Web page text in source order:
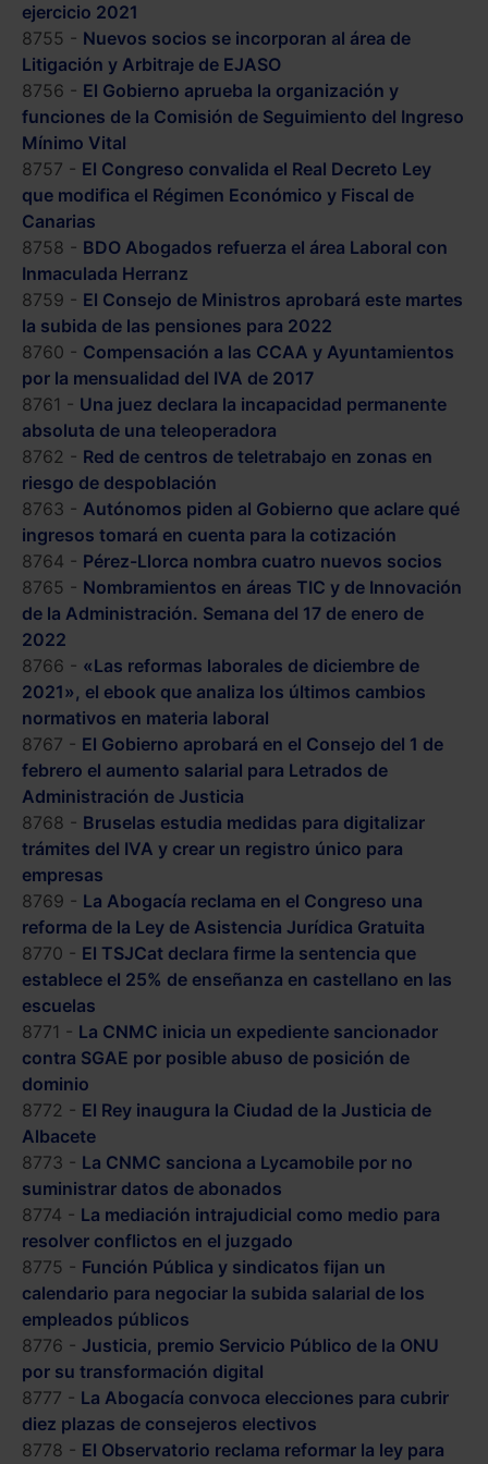
ejercicio 2021
8755 - Nuevos socios se incorporan al área de
Litigación y Arbitraje de EJASO
8756 - El Gobierno aprueba la organización y
funciones de la Comisión de Seguimiento del Ingreso
Mínimo Vital
8757 - El Congreso convalida el Real Decreto Ley
que modifica el Régimen Económico y Fiscal de
Canarias
8758 - BDO Abogados refuerza el área Laboral con
Inmaculada Herranz
8759 - El Consejo de Ministros aprobará este martes
la subida de las pensiones para 2022
8760 - Compensación a las CCAA y Ayuntamientos
por la mensualidad del IVA de 2017
8761 - Una juez declara la incapacidad permanente
absoluta de una teleoperadora
8762 - Red de centros de teletrabajo en zonas en
riesgo de despoblación
8763 - Autónomos piden al Gobierno que aclare qué
ingresos tomará en cuenta para la cotización
8764 - Pérez-Llorca nombra cuatro nuevos socios
8765 - Nombramientos en áreas TIC y de Innovación
de la Administración. Semana del 17 de enero de
2022
8766 - «Las reformas laborales de diciembre de
2021», el ebook que analiza los últimos cambios
normativos en materia laboral
8767 - El Gobierno aprobará en el Consejo del 1 de
febrero el aumento salarial para Letrados de
Administración de Justicia
8768 - Bruselas estudia medidas para digitalizar
trámites del IVA y crear un registro único para
empresas
8769 - La Abogacía reclama en el Congreso una
reforma de la Ley de Asistencia Jurídica Gratuita
8770 - El TSJCat declara firme la sentencia que
establece el 25% de enseñanza en castellano en las
escuelas
8771 - La CNMC inicia un expediente sancionador
contra SGAE por posible abuso de posición de
dominio
8772 - El Rey inaugura la Ciudad de la Justicia de
Albacete
8773 - La CNMC sanciona a Lycamobile por no
suministrar datos de abonados
8774 - La mediación intrajudicial como medio para
resolver conflictos en el juzgado
8775 - Función Pública y sindicatos fijan un
calendario para negociar la subida salarial de los
empleados públicos
8776 - Justicia, premio Servicio Público de la ONU
por su transformación digital
8777 - La Abogacía convoca elecciones para cubrir
diez plazas de consejeros electivos
8778 - El Observatorio reclama reformar la ley para